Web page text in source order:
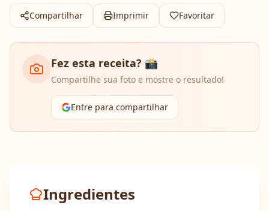
Compartilhar Imprimir Favoritar
Fez esta receita? 📸
Compartilhe sua foto e mostre o resultado!
Entre para compartilhar
Ingredientes